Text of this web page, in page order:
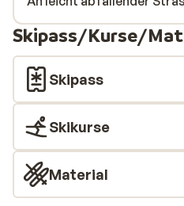
Skipass/Kurse/
Skipass
Skikurse
Material